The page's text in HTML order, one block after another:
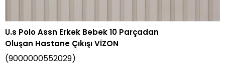
U.s Polo Assn Erkek Bebek 10 Parçadan
Oluşan Hastane Çıkışı VİZON
(9000000552029)